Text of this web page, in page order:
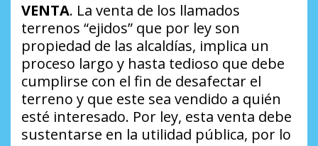
VENTA. La venta de los llamados
terrenos “ejidos” que por ley son
propiedad de las alcaldías, implica un
proceso largo y hasta tedioso que debe
cumplirse con el fin de desafectar el
terreno y que este sea vendido a quién
esté interesado. Por ley, esta venta debe
sustentarse en la utilidad pública, por lo